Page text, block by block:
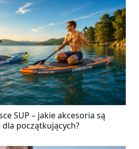
SUP – jakie akcesoria są
początkujących?